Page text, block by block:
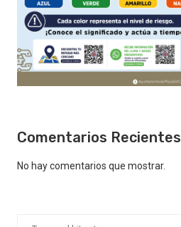
Comentarios Recientes
No hay comentarios que mostrar.